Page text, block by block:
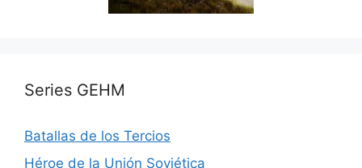
Series GEHM
Batallas de los Tercios
Héroe de la Unión Soviética